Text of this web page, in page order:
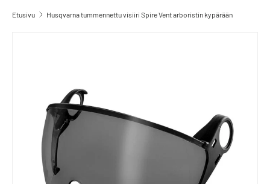
Etusivu Husqvarna tummennettu visiiri Spire Vent arboristin kypärään